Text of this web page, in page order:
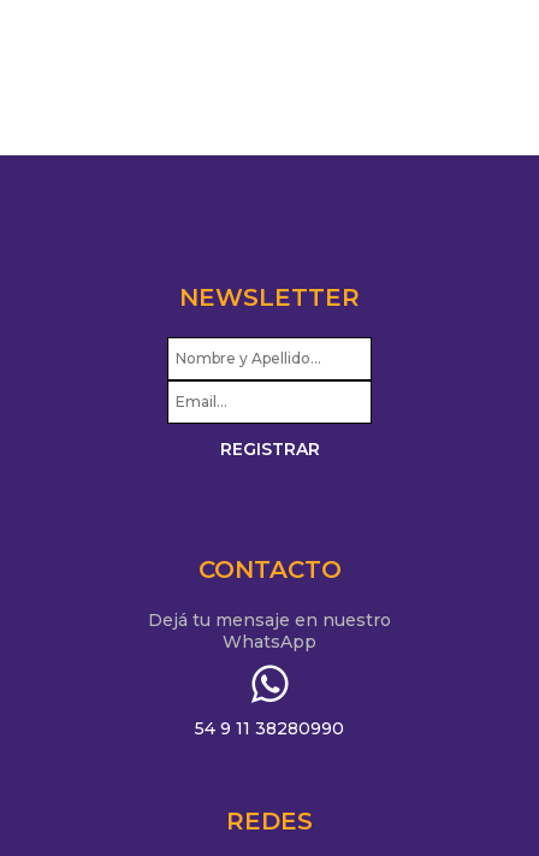
NEWSLETTER
CONTACTO
Dejá tu mensaje en nuestro
WhatsApp
54 9 11 38280990
REDES